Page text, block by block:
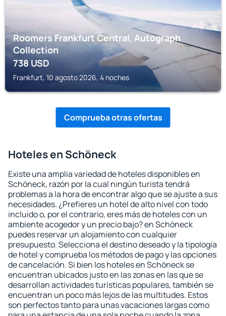
Roomers Frankfurt Central, Autograph
Collection
738USD
Frankfurt, 10 agosto 2026, 4 noches
Comprueba otras ofertas
Hoteles en Schöneck
Existe una amplia variedad de hoteles disponibles en
Schöneck, razón por la cual ningún turista tendrá
problemas a la hora de encontrar algo que se ajuste a sus
necesidades. ¿Prefieres un hotel de alto nivel con todo
incluido o, por el contrario, eres más de hoteles con un
ambiente acogedor y un precio bajo? en Schöneck
puedes reservar un alojamiento con cualquier
presupuesto. Selecciona el destino deseado y la tipología
de hotel y comprueba los métodos de pago y las opciones
de cancelación. Si bien los hoteles en Schöneck se
encuentran ubicados justo en las zonas en las que se
desarrollan actividades turísticas populares, también se
encuentran un poco más lejos de las multitudes. Estos
son perfectos tanto para unas vacaciones largas como